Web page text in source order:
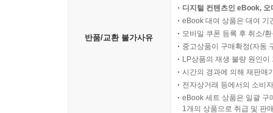
나는 파타고니아의 사례를 교육생들에게 전하면
다. 오히려 매출액을 더 올릴수록 파타고니아는
부합하지 않는 목표기 때문에 매출액을 초과 달성
니다. 이것이 성과의 첫 번째 조건입니다.”
반품/교환 불가사유
디지털 컨텐츠인 eBook,
eBook 대여 상품은 대여 기
모바일 쿠폰 등록 후 취소/
중고상품이 구매확정(자동
LP상품의 재생 불량 원인
시간의 경과에 의해 재판매
전자상거래 등에서의 소비
eBook 세트 상품은 일괄 구
1개의 상품으로 취급 및 판